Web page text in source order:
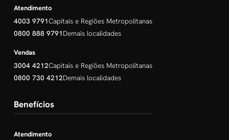
Atendimento
4003 9791Capitais e Regiões Metropolitanas
0800 888 9791Demais localidades
Vendas
3004 4212Capitais e Regiões Metropolitanas
0800 730 4212Demais localidades
Benefícios
Atendimento